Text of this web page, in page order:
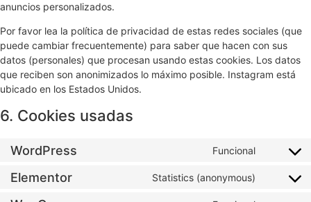
anuncios personalizados.
Por favor lea la política de privacidad de estas redes sociales (que
puede cambiar frecuentemente) para saber que hacen con sus
datos (personales) que procesan usando estas cookies. Los datos
que reciben son anonimizados lo máximo posible. Instagram está
ubicado en los Estados Unidos.
6. Cookies usadas
WordPress Funcional
Elementor Statistics (anonymous)